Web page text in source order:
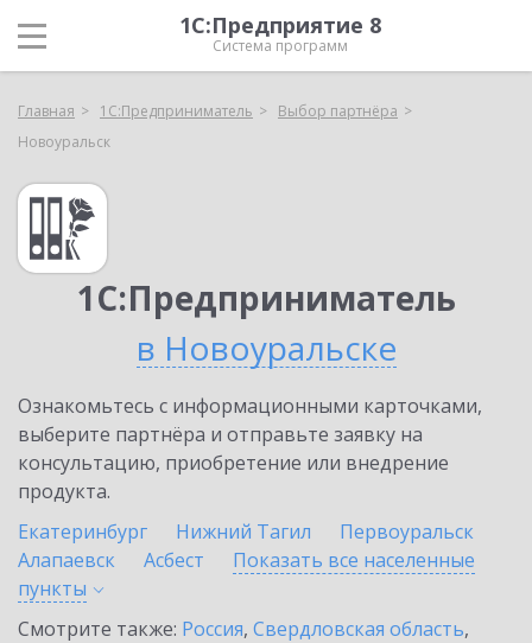
1С:Предприятие 8
Система программ
Главная 1С:Предприниматель
Выбор партнёра
Новоуральск
1С:Предприниматель
в Новоуральске
Ознакомьтесь с информационными карточками,
выберите партнёра и отправьте заявку на
консультацию, приобретение или внедрение
продукта.
Екатеринбург
Нижний Тагил
Первоуральск
Алапаевск
Асбест
Показать все населенные
пункты
Смотрите также: Россия, Свердловская область,